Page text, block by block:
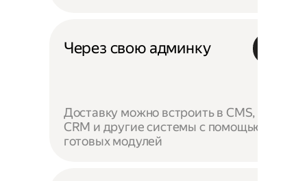
Через свою админку
Доставку можно встроить в CMS,
CRM и другие системы с помощью
готовых модулей